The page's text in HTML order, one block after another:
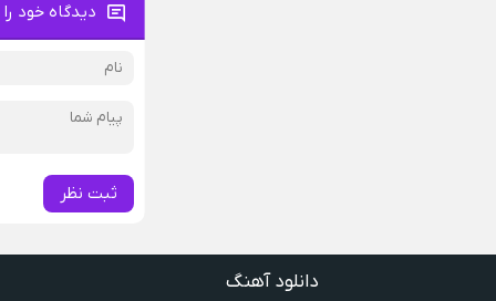
دیدگاه خود
ثبت نظر
دانلود آهنگ